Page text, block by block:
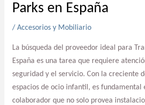
Parks en España
/ Accesorios y Mobiliario
La búsqueda del proveedor ideal para
España es una tarea que requiere
seguridad y el servicio. Con la creciente
espacios de ocio infantil, es fundamental
colaborador que no solo provea